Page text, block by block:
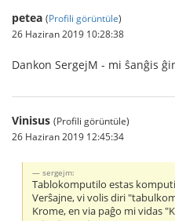
petea (Profili görüntüle)
26 Haziran 2019 10:28:38
Dankon SergejM - mi ŝanĝis
Vinisus (Profili görüntüle)
26 Haziran 2019 12:45:34
sergejm:
Tablokomputilo estas
Verŝajne, vi volis diri
Krome, en via paĝo mi vidas